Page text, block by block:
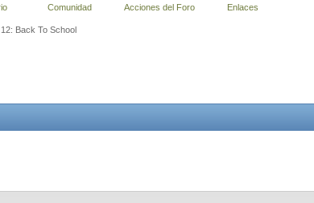
Back To School
Comunidad Acciones del Foro Enlaces